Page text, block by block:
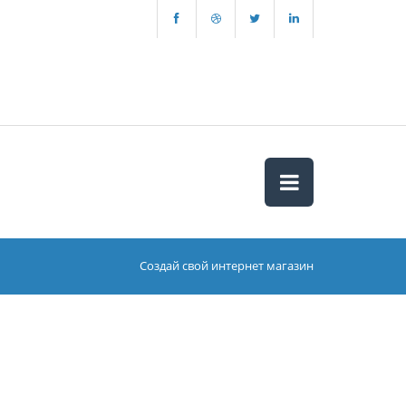
Создай свой интернет магазин